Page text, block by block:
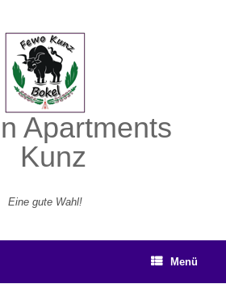
Apartments
Kunz
Eine gute Wahl!
Menü